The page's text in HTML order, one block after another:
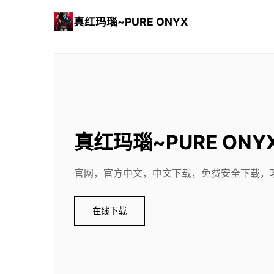
真红玛瑙~PURE ONYX
真红玛瑙~PURE
官网，官方中文，中文下载，免费安全下载，
在线下载